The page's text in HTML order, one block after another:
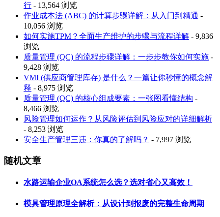
行 - 13,564 浏览
作业成本法 (ABC) 的计算步骤详解：从入门到精通 -
10,056 浏览
如何实施TPM？全面生产维护的步骤与流程详解 - 9,836
浏览
质量管理 (QC) 的流程步骤详解：一步步教你如何实施 -
9,428 浏览
VMI (供应商管理库存) 是什么？一篇让你秒懂的概念解
释 - 8,975 浏览
质量管理 (QC) 的核心组成要素：一张图看懂结构 -
8,466 浏览
风险管理如何运作？从风险评估到风险应对的详细解析
- 8,253 浏览
安全生产管理三违：你真的了解吗？ - 7,997 浏览
随机文章
水路运输企业OA系统怎么选？选对省心又高效！
模具管理原理全解析：从设计到报废的完整生命周期